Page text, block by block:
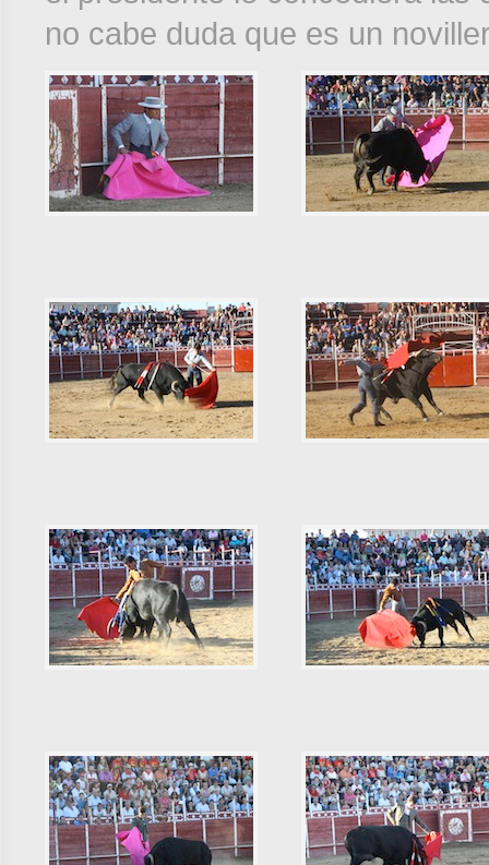
no cabe duda que es un